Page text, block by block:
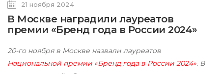
21 ноября 2024
В Москве наградили лауреатов
премии «Бренд года в России 2024»
20-го ноября в Москве назвали лауреатов
Национальной премии «Бренд года в России 2024». В